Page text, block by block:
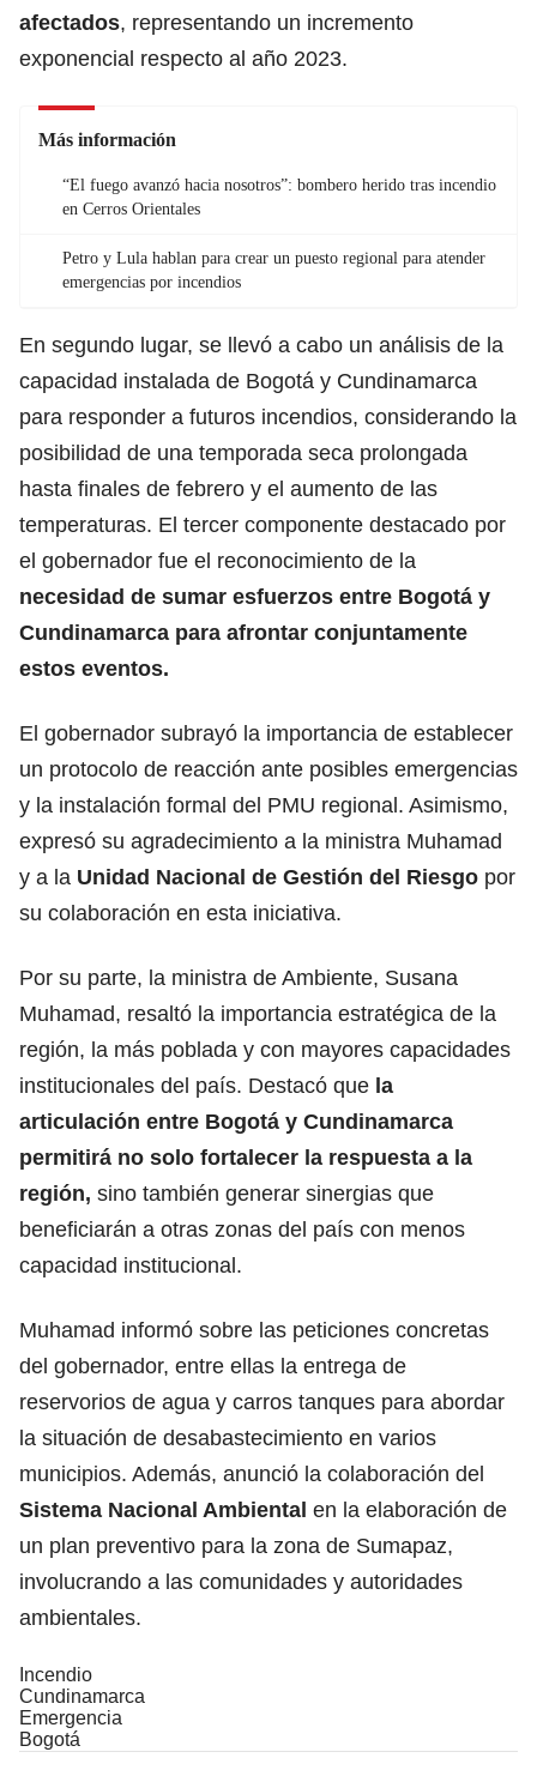
afectados, representando un incremento
exponencial respecto al año 2023.
Más información
“El fuego avanzó hacia nosotros”: bombero herido tras incendio
en Cerros Orientales
Petro y Lula hablan para crear un puesto regional para atender
emergencias por incendios
En segundo lugar, se llevó a cabo un análisis de la
capacidad instalada de Bogotá y Cundinamarca
para responder a futuros incendios, considerando la
posibilidad de una temporada seca prolongada
hasta finales de febrero y el aumento de las
temperaturas. El tercer componente destacado por
el gobernador fue el reconocimiento de la
necesidad de sumar esfuerzos entre Bogotá y
Cundinamarca para afrontar conjuntamente
estos eventos.
El gobernador subrayó la importancia de establecer
un protocolo de reacción ante posibles emergencias
y la instalación formal del PMU regional. Asimismo,
expresó su agradecimiento a la ministra Muhamad
y a la Unidad Nacional de Gestión del Riesgo por
su colaboración en esta iniciativa.
Por su parte, la ministra de Ambiente, Susana
Muhamad, resaltó la importancia estratégica de la
región, la más poblada y con mayores capacidades
institucionales del país. Destacó que la
articulación entre Bogotá y Cundinamarca
permitirá no solo fortalecer la respuesta a la
región, sino también generar sinergias que
beneficiarán a otras zonas del país con menos
capacidad institucional.
Muhamad informó sobre las peticiones concretas
del gobernador, entre ellas la entrega de
reservorios de agua y carros tanques para abordar
la situación de desabastecimiento en varios
municipios. Además, anunció la colaboración del
Sistema Nacional Ambiental en la elaboración de
un plan preventivo para la zona de Sumapaz,
involucrando a las comunidades y autoridades
ambientales.
Incendio
Cundinamarca
Emergencia
Bogotá